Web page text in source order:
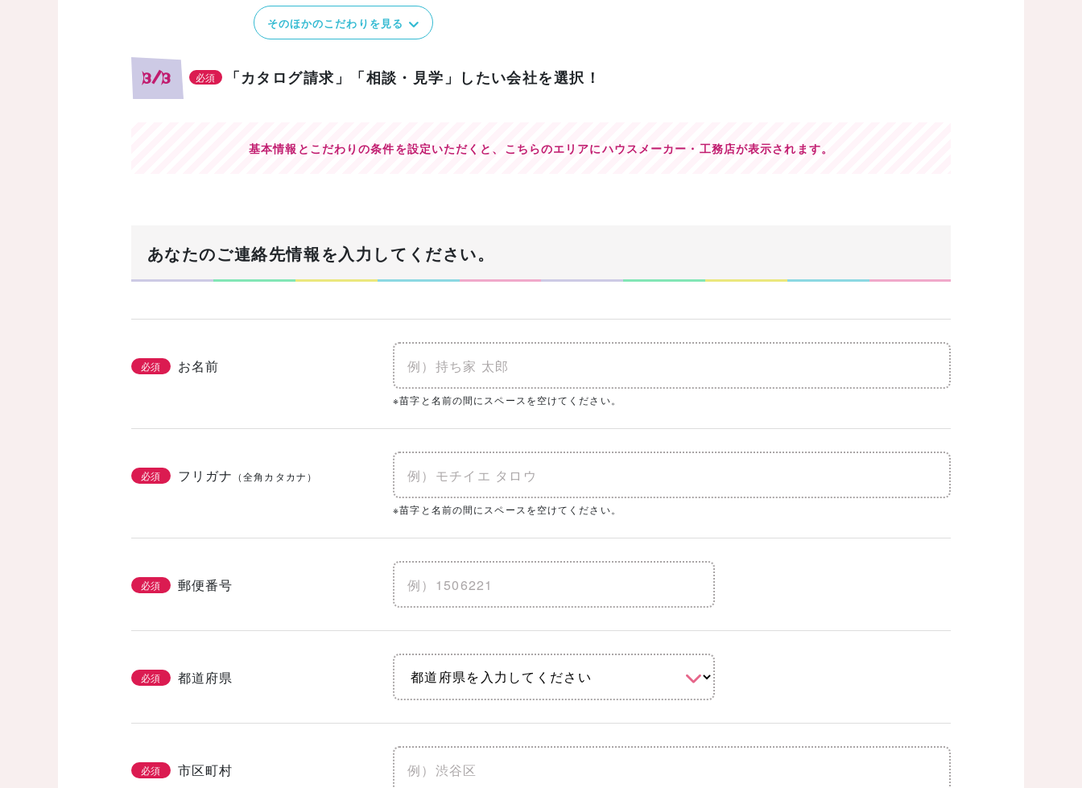
そのほかのこだわりを見る
3/3 必須 「カタログ請求」「相談・見学」したい会社を選択！
基本情報とこだわりの条件を設定いただくと、 こちらのエリアにハウスメーカー・工務店が表示されます。
あなたのご連絡先情報を入力してください。
必須 お名前
※苗字と名前の間にスペースを空けてください。
必須 フリガナ （全角カタカナ）
※苗字と名前の間にスペースを空けてください。
必須 郵便番号
必須 都道府県
必須 市区町村